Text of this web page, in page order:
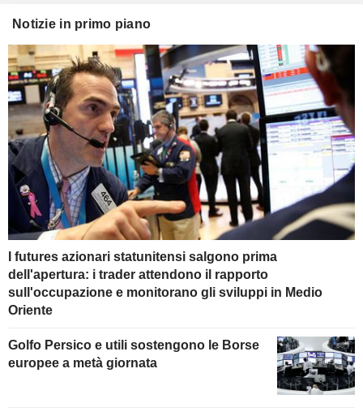
Notizie in primo piano
I futures azionari statunitensi salgono prima
dell'apertura: i trader attendono il rapporto
sull'occupazione e monitorano gli sviluppi in Medio
Oriente
Golfo Persico e utili sostengono le Borse
europee a metà giornata